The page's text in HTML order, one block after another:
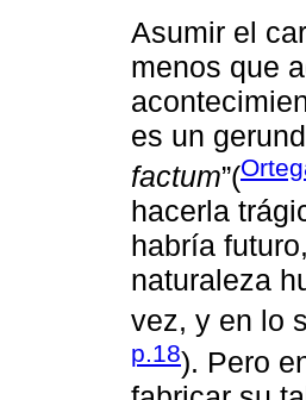
Asumir el
menos que
es un
factum”(
hacerla
habría
naturaleza
vez, y en lo
p.18). Pero